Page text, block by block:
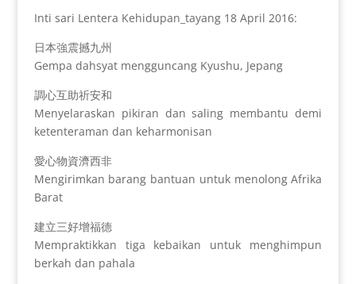
Inti sari Lentera Kehidupan_tayang 18 April 2016:
日本強震撼九州
Gempa dahsyat mengguncang Kyushu, Jepang
調心互助祈安和
Menyelaraskan pikiran dan saling membantu demi
ketenteraman dan keharmonisan
愛心物資濟西非
Mengirimkan barang bantuan untuk menolong Afrika
Barat
建立三好增福德
Mempraktikkan tiga kebaikan untuk menghimpun
berkah dan pahala